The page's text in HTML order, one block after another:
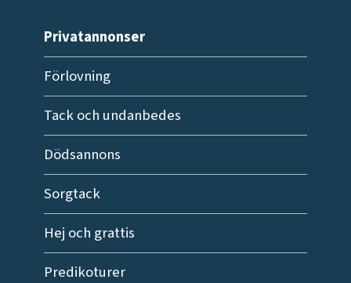
Privatannonser
Förlovning
Tack och undanbedes
Dödsannons
Sorgtack
Hej och grattis
Predikoturer